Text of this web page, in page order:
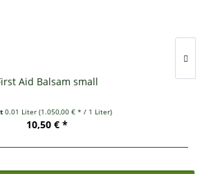
Aid Balsam small
0.01 Liter (1.050,00 € * / 1 Liter)
10,50 € *